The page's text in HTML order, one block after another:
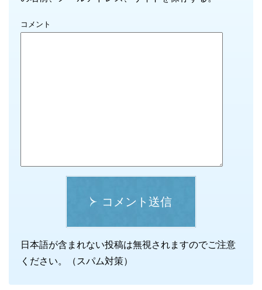
コメント
コメント送信
日本語が含まれない投稿は無視されますのでご注意
ください。（スパム対策）